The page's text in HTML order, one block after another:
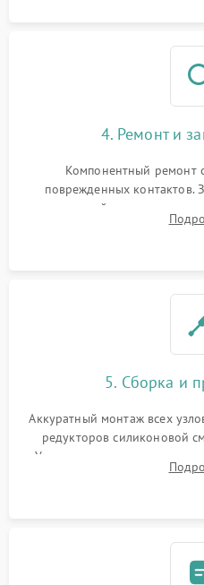
4. Ремонт и
Компонентный ремонт
поврежденных контактов.
двигателей, изношенного
лидара или помпы подачи
5. Сборка и
Аккуратный монтаж всех
редукторов силиконовой
Установка новых расходных
микрофибры, щеток).